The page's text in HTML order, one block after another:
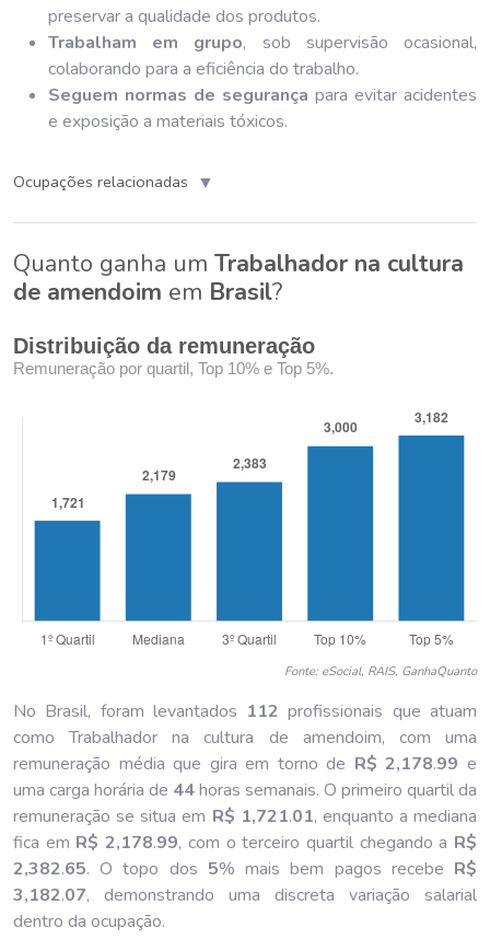
preservar a qualidade dos produtos.
Trabalham em grupo, sob supervisão ocasional,
colaborando para a eficiência do trabalho.
Seguem normas de segurança para evitar acidentes
e exposição a materiais tóxicos.
Ocupações relacionadas ▼
Quanto ganha um Trabalhador na cultura
de amendoim em Brasil?
Distribuição da remuneração
Remuneração por quartil, Top 10% e Top 5%.
Fonte: eSocial, RAIS, GanhaQuanto
No Brasil, foram levantados 112 profissionais que atuam
como Trabalhador na cultura de amendoim, com uma
remuneração média que gira em torno de R$ 2,178.99 e
uma carga horária de 44horas semanais. O primeiro quartil da
remuneração se situa em R$ 1,721.01, enquanto a mediana
fica em R$ 2,178.99, com o terceiro quartil chegando a R$
2,382.65. O topo dos 5% mais bem pagos recebe R$
3,182.07, demonstrando uma discreta variação salarial
dentro da ocupação.